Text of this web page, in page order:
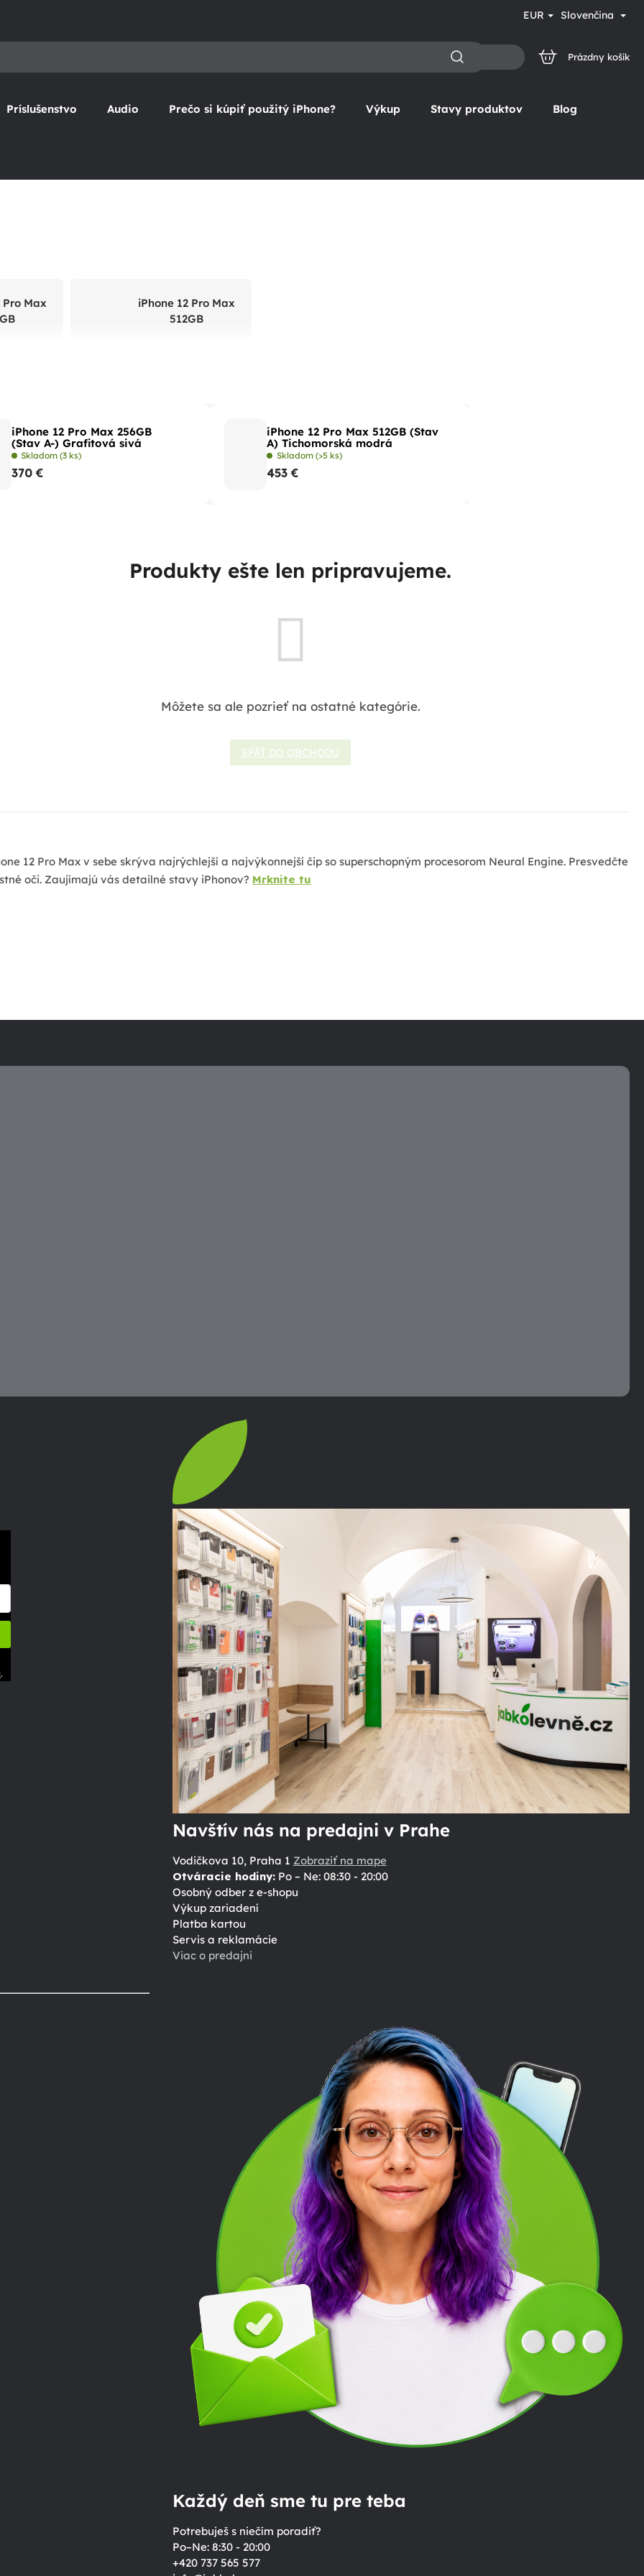
EUR Slovenčina
NÁKUPNÝ
Prázdny košík
Príslušenstvo Audio Prečo si kúpiť použitý iPhone? Výkup Stavy produktov Blog
Pro Max
iPhone 12 Pro Max
512GB
iPhone 12 Pro Max 256GB
(Stav A-) Grafitová sivá
Skladom(3 ks)
370 €
iPhone 12 Pro Max 512GB (Stav
A) Tichomorská modrá
Skladom (>5 ks)
453 €
Produkty ešte len pripravujeme.
Môžete sa ale pozrieť na ostatné kategórie.
SPÄŤ DO OBCHODU
12 Pro Max v sebe skrýva najrýchlejší a najvýkonnejší čip so superschopným procesorom Neural Engine. Presvedčte
oči. Zaujímajú vás detailné stavy iPhonov? Mrknite tu
.
Navštív nás na predajni v Prahe
Vodičkova 10, Praha 1 Zobraziť na mape
Otváracie hodiny:Po – Ne: 08:30 - 20:00
Osobný odber z e-shopu
Výkup zariadení
Platba kartou
Servis a reklamácie
Viac o predajni
Každý deň sme tu pre teba
Potrebuješ s niečím poradiť?
Po–Ne: 8:30 - 20:00
+420 737 565 577